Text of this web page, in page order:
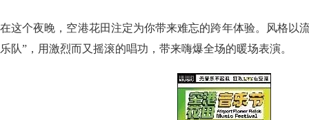
在这个夜晚，空港花田注定为你带来难忘的跨年体验。风格以
乐队”，用激烈而又摇滚的唱功，带来嗨爆全场的暖场表演。